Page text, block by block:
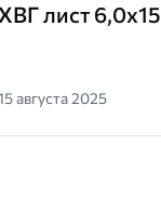
ХВГ лист
августа 2025